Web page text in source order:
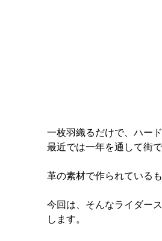
一枚羽織るだけで、ハー
最近では一年を通して街
革の素材で作られている
今回は、そんなライダー
します。